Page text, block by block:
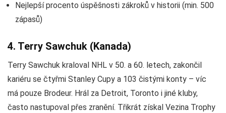
Nejlepší procento úspěšnosti zákroků v historii (min. 500
zápasů)
4. Terry Sawchuk (Kanada)
Terry Sawchuk kraloval NHL v 50. a 60. letech, zakončil
kariéru se čtyřmi Stanley Cupy a 103 čistými konty – víc
má pouze Brodeur. Hrál za Detroit, Toronto i jiné kluby,
často nastupoval přes zranění. Třikrát získal Vezina Trophy